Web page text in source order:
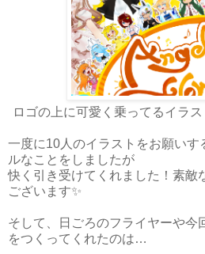
ロゴの上に可愛く乗ってるイラ
一度に10人のイラストをお願いす
ルなことをしましたが
快く引き受けてくれました！素敵
ございます✨
そして、日ごろのフライヤーや今
をつくってくれたのは…